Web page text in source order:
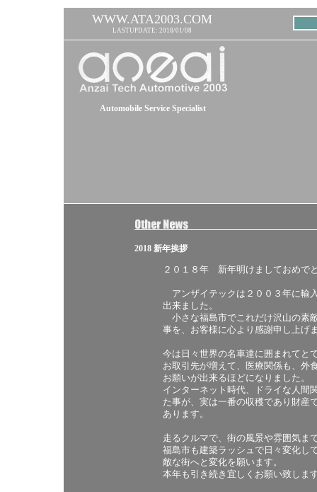
WWW.ATA2003.COM
LASTUPDATE: 2018/01/08
Automobile Service Specialist
2018 新年挨拶
２０１８年 新年明けましておめで
アンザイテックは２００３年に輸
出来ました。
小さな福島市でこれだけ沢山の素
事を、お客様に心より感謝申し上げ
今は日々世界の名車達に囲まれてと
お取引先が増えて、医療関係も、外
お願いが出来るほどになりました。
インターネット時代、ドライな人間
た事が、実は一番の収穫であり財産
あります。
走るクルマで、街の風景や雰囲気ま
福島市も建築ラッシュで日々変化し
敵な街へと変化を願います。
本年も引き続き宜しくお願い致しま